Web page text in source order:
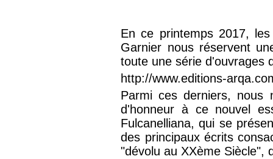
En ce printemps 2017,
Garnier nous réservent
toute une série d'ouvrages
http://www.editions-
Parmi ces derniers, nous
d'honneur à ce nouvel
Fulcanelliana, qui se
des principaux écrits
"dévolu au XXème Siècle",